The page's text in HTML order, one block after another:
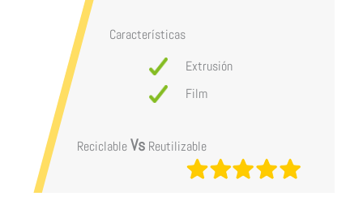
Características
Extrusión
Film
ReciclableVs Reutilizable